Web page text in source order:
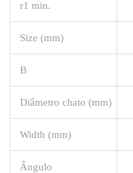
r1 min.
Size (mm)
B
Diâmetro chato (mm)
Width (mm)
Ângulo